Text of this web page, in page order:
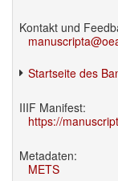
Kontakt und
Startseite des
IIIF Manifest:
https://
Metadaten:
METS